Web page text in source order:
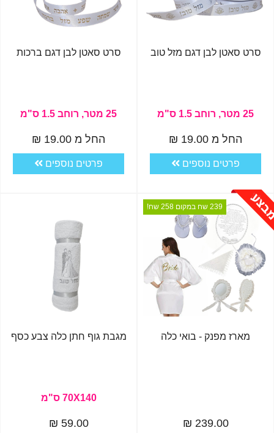
סרט סאטן לבן דגם מזל טוב
25 מטר, רוחב 1.5 ס"מ
החל מ 19.00 ₪
פרטים נוספים
סרט סאטן לבן דגם ברכות
25 מטר, רוחב 1.5 ס"מ
החל מ 19.00 ₪
פרטים נוספים
239 שח במקום 258 שח!
מארז מפנק - בואי כלה
239.00 ₪
מגבת גוף חתן כלה צבע כסף
70X140 ס"מ
59.00 ₪